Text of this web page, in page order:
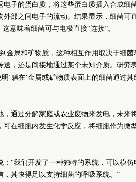
子的蛋白质，将这些蛋白质插入合成细
部之间电子的流动。结果显示，细菌可
意味着细菌可与电极直接“连接”。
金属和矿物质，这种相互作用取决于细菌
，还是间接地通过某个未知介质。研究
‘躺在’金属或矿物质表面上的细菌通过其
通过分解家庭或农业废物来发电，未来
在细胞内发生化学反应，将细胞作为微
“我们开发了一种独特的系统，可以模仿
其快得足以支持细菌的呼吸系统。”